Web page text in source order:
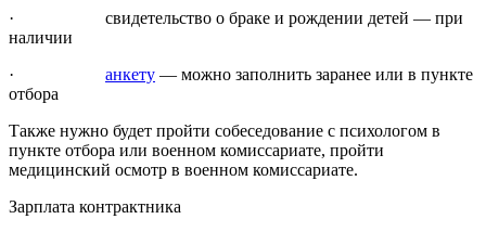
· свидетельство о браке и рождении детей — при
наличии
· анкету — можно заполнить заранее или в пункте
отбора
Также нужно будет пройти собеседование с психологом в
пункте отбора или военном комиссариате, пройти
медицинский осмотр в военном комиссариате.
Зарплата контрактника